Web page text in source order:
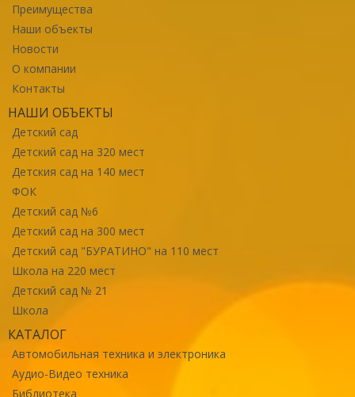
Преимущества
Наши объекты
Новости
О компании
Контакты
НАШИ ОБЪЕКТЫ
Детский сад
Детский сад на 320 мест
Детския сад на 140 мест
ФОК
Детский сад №6
Детский сад на 300 мест
Детский сад "БУРАТИНО" на 110 мест
Школа на 220 мест
Детский сад № 21
Школа
КАТАЛОГ
Автомобильная техника и электроника
Аудио-Видео техника
Библиотека